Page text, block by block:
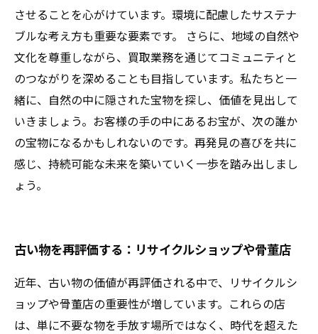
させることを心がけています。環境に配慮したサステナ
ブルな考え方も重要な要素です。 さらに、地域の自然や
文化を尊重しながら、買取業務を通じてコミュニティと
のつながりを深めることも目指しています。私たちと一
緒に、自然の中に隠された宝物を探し、価値を見出して
いきましょう。お客様の手の中にあるお宝が、次の誰か
の宝物になるかもしれないのです。再発見の喜びを共に
感じ、持続可能な未来を築いていく一歩を踏み出しまし
ょう。
古い物を再評価する：リサイクルショップや骨董店
近年、古い物の価値が再評価される中で、リサイクルシ
ョップや骨董店の重要性が増しています。これらの店
は、単に不要な物を手放す場所ではなく、時代を超えた